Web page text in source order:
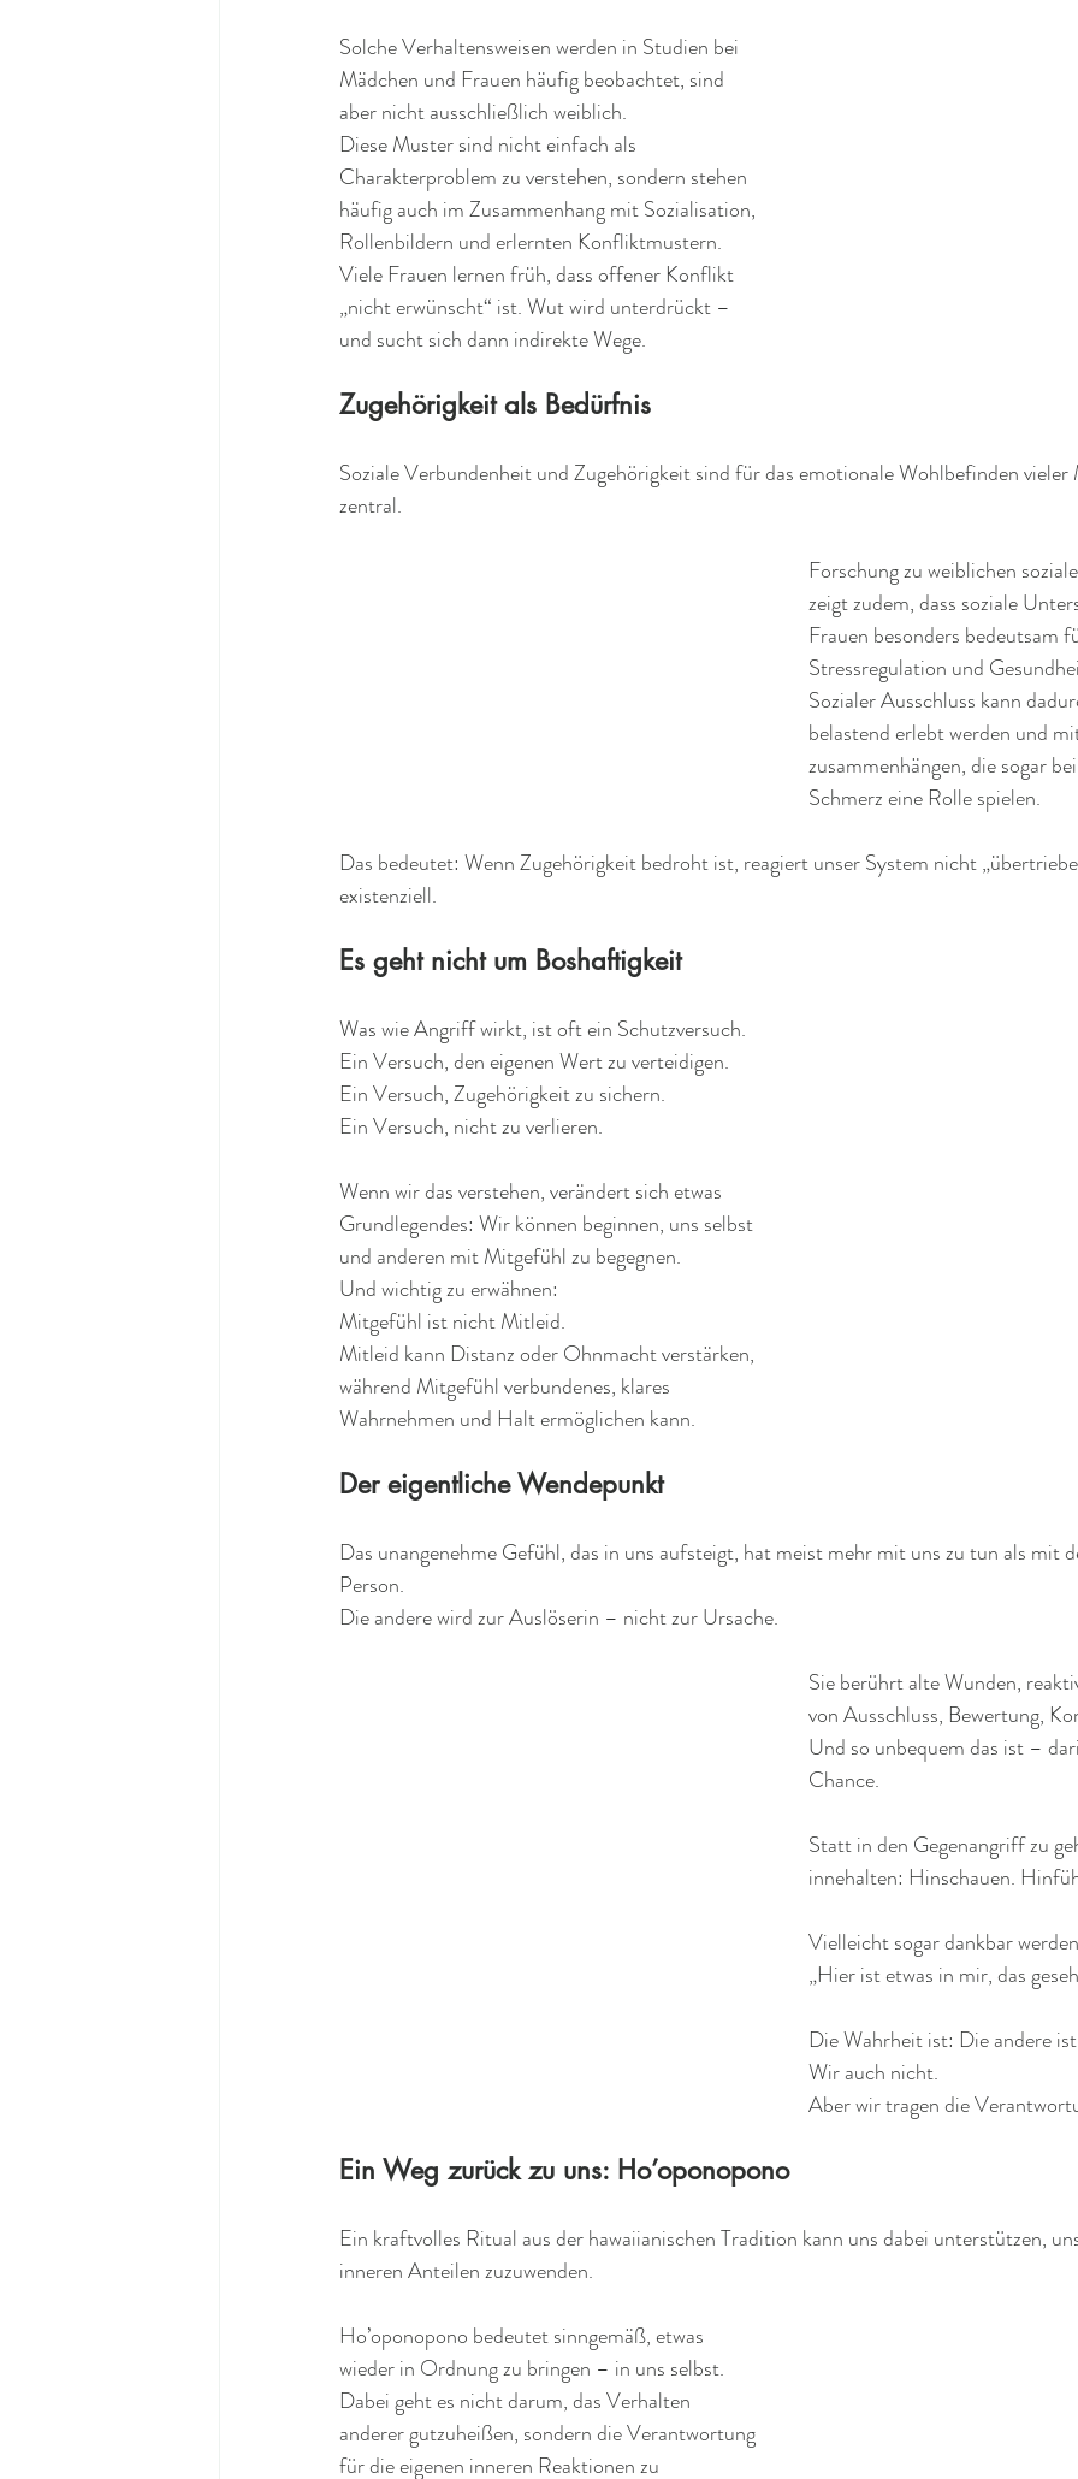
Solche Verhaltensweisen werden in Studien bei
Mädchen und Frauen häufig beobachtet, sind
aber nicht ausschließlich weiblich.
Diese Muster sind nicht einfach als
Charakterproblem zu verstehen, sondern stehen
häufig auch im Zusammenhang mit Sozialisation,
Rollenbildern und erlernten Konfliktmustern.
Viele Frauen lernen früh, dass offener Konflikt
„nicht erwünscht“ ist. Wut wird unterdrückt –
und sucht sich dann indirekte Wege.
Zugehörigkeit als Bedürfnis
Soziale Verbundenheit und Zugehörigkeit sind für das emotionale Wohlbefinden vieler
zentral.
Forschung zu weiblichen
zeigt zudem, dass soziale
Frauen besonders bedeutsam
Stressregulation und
Sozialer Ausschluss kann
belastend erlebt werden und
zusammenhängen, die sogar
Schmerz eine Rolle spielen.
Das bedeutet: Wenn Zugehörigkeit bedroht ist, reagiert unser System nicht
existenziell.
Es geht nicht um Boshaftigkeit
Was wie Angriff wirkt, ist oft ein Schutzversuch.
Ein Versuch, den eigenen Wert zu verteidigen.
Ein Versuch, Zugehörigkeit zu sichern.
Ein Versuch, nicht zu verlieren.
Wenn wir das verstehen, verändert sich etwas
Grundlegendes: Wir können beginnen, uns selbst
und anderen mit Mitgefühl zu begegnen.
Und wichtig zu erwähnen:
Mitgefühl ist nicht Mitleid.
Mitleid kann Distanz oder Ohnmacht verstärken,
während Mitgefühl verbundenes, klares
Wahrnehmen und Halt ermöglichen kann.
Der eigentliche Wendepunkt
Das unangenehme Gefühl, das in uns aufsteigt, hat meist mehr mit uns zu tun als mit
Person.
Die andere wird zur Auslöserin – nicht zur Ursache.
Sie berührt alte Wunden,
von Ausschluss, Bewertung,
Und so unbequem das ist –
Chance.
Statt in den Gegenangriff zu
innehalten: Hinschauen.
Vielleicht sogar dankbar
„Hier ist etwas in mir, das
Die Wahrheit ist: Die andere
Wir auch nicht.
Aber wir tragen die
Ein Weg zurück zu uns: Ho’oponopono
Ein kraftvolles Ritual aus der hawaiianischen Tradition kann uns dabei unterstützen,
inneren Anteilen zuzuwenden.
Ho’oponopono bedeutet sinngemäß, etwas
wieder in Ordnung zu bringen – in uns selbst.
Dabei geht es nicht darum, das Verhalten
anderer gutzuheißen, sondern die Verantwortung
für die eigenen inneren Reaktionen zu